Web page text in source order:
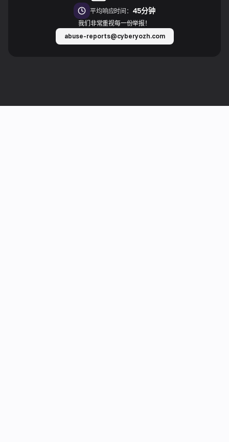
平均响应时间： 45分钟
我们非常重视每一份举报！
abuse-reports@cyberyozh.com